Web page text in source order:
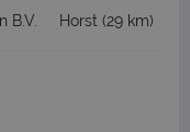
B.V. Horst (29 km)